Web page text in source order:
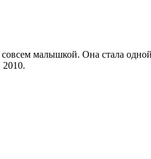
малышкой. Она стала